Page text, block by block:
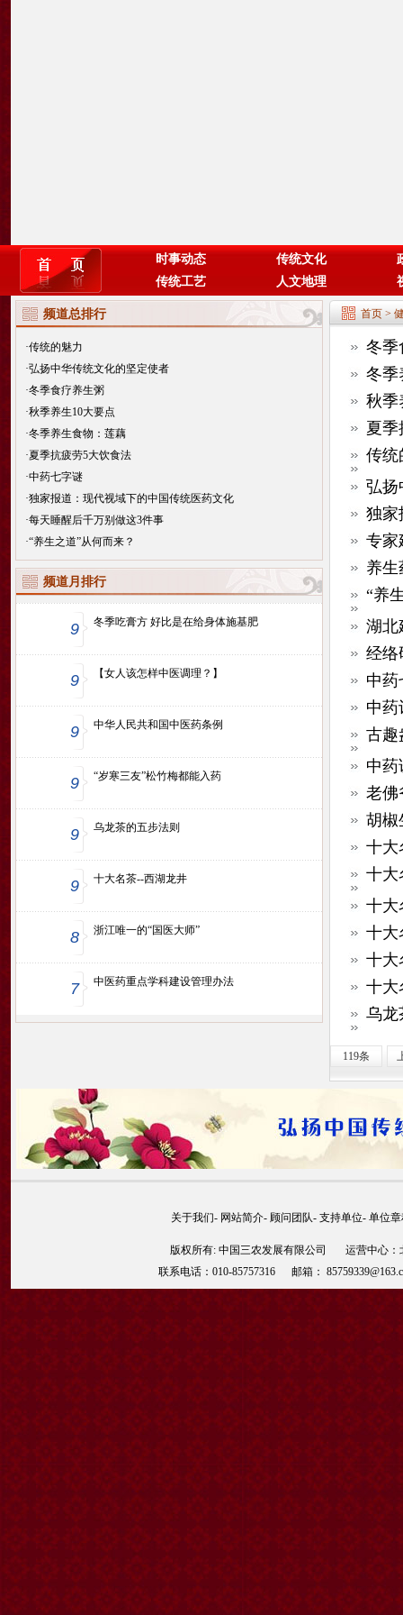
时事动态 传统文化
传统工艺
人文地理
频道总排行
·传统的魅力
·弘扬中华传统文化的坚定使者
·冬季食疗养生粥
·秋季养生10大要点
·冬季养生食物：莲藕
·夏季抗疲劳5大饮食法
·中药七字谜
·独家报道：现代视域下的中国传统医药文化
·每天睡醒后千万别做这3件事
·“养生之道”从何而来？
频道月排行
9 冬季吃膏方 好比是在给身体施基肥
9 【女人该怎样中医调理？】
9 中华人民共和国中医药条例
9 “岁寒三友”松竹梅都能入药
9 乌龙茶的五步法则
9 十大名茶--西湖龙井
8 浙江唯一的“国医大师”
7 中医药重点学科建设管理办法
首页>
冬季
冬季
秋季
夏季
传统
弘扬
独家
专家
养生
“养
湖北
经络
中药
中药
古趣
中药
老佛
胡椒
十
十
十
十
十大
十大
乌龙
119条
关于我们- 网站简介- 顾问团队- 支持单位- 单位
版权所有: 中国三农发展有限公司 运营中心
联系电话：010-85757316 邮箱：